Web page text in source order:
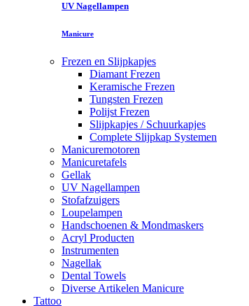
UV Nagellampen
Manicure
Frezen en Slijpkapjes
Diamant Frezen
Keramische Frezen
Tungsten Frezen
Polijst Frezen
Slijpkapjes / Schuurkapjes
Complete Slijpkap Systemen
Manicuremotoren
Manicuretafels
Gellak
UV Nagellampen
Stofafzuigers
Loupelampen
Handschoenen & Mondmaskers
Acryl Producten
Instrumenten
Nagellak
Dental Towels
Diverse Artikelen Manicure
Tattoo